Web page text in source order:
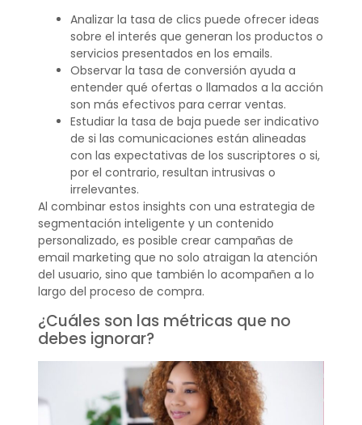
Analizar la tasa de clics puede ofrecer ideas
sobre el interés que generan los productos o
servicios presentados en los emails.
Observar la tasa de conversión ayuda a
entender qué ofertas o llamados a la acción
son más efectivos para cerrar ventas.
Estudiar la tasa de baja puede ser indicativo
de si las comunicaciones están alineadas
con las expectativas de los suscriptores o si,
por el contrario, resultan intrusivas o
irrelevantes.
Al combinar estos insights con una estrategia de
segmentación inteligente y un contenido
personalizado, es posible crear campañas de
email marketing que no solo atraigan la atención
del usuario, sino que también lo acompañen a lo
largo del proceso de compra.
¿Cuáles son las métricas que no
debes ignorar?